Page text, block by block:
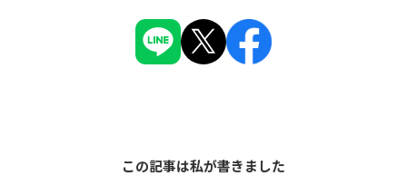
この記事は私が書きました